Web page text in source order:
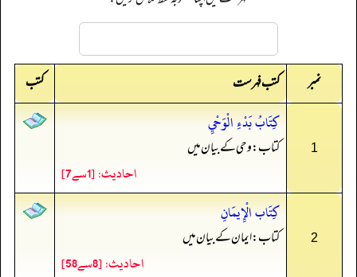
نمبر کتب فہرست کتب
1
كِتَابُ بَدْءِ الْوَحْيِ
کتاب: وحی کے بیان میں
احادیث: [1سے7]
2
كِتَاب الْإِيمَانِ
کتاب: ایمان کے بیان میں
احادیث: [8سے58]